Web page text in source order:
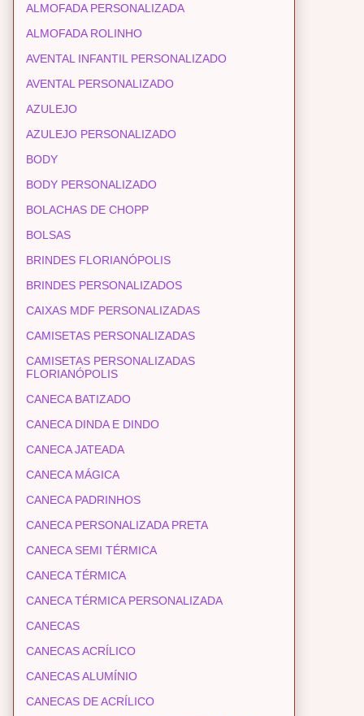
ALMOFADA PERSONALIZADA
ALMOFADA ROLINHO
AVENTAL INFANTIL PERSONALIZADO
AVENTAL PERSONALIZADO
AZULEJO
AZULEJO PERSONALIZADO
BODY
BODY PERSONALIZADO
BOLACHAS DE CHOPP
BOLSAS
BRINDES FLORIANÓPOLIS
BRINDES PERSONALIZADOS
CAIXAS MDF PERSONALIZADAS
CAMISETAS PERSONALIZADAS
CAMISETAS PERSONALIZADAS
FLORIANÓPOLIS
CANECA BATIZADO
CANECA DINDA E DINDO
CANECA JATEADA
CANECA MÁGICA
CANECA PADRINHOS
CANECA PERSONALIZADA PRETA
CANECA SEMI TÉRMICA
CANECA TÉRMICA
CANECA TÉRMICA PERSONALIZADA
CANECAS
CANECAS ACRÍLICO
CANECAS ALUMÍNIO
CANECAS DE ACRÍLICO